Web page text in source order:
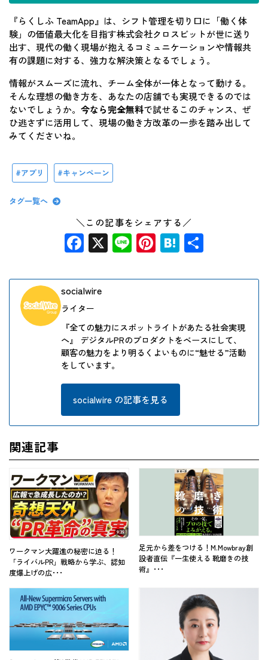
『らくしふ TeamApp』は、シフト管理を切り口に「働く体
験」の価値最大化を目指す株式会社クロスビットが世に送り
出す、現代の働く現場が抱えるコミュニケーションや情報共
有の課題に対する、強力な解決策となるでしょう。
情報がスムーズに流れ、チーム全体が一体となって動ける。
そんな理想の働き方を、あなたの店舗でも実現できるのでは
ないでしょうか。 今なら完全無料で試せるこのチャンス、ぜ
ひ逃さずに活用して、現場の働き方改革の一歩を踏み出して
みてくださいね。
アプリ キャンペーン
タグ一覧へ
＼この記事をシェアする／
Facebook
X LinePinterest
Hatena
socialwire
ライター
『全ての魅力にスポットライトがあたる社会実現
へ』 デジタルPRのプロダクトをベースにして、
顧客の魅力をより明るくよいものに“魅せる”活動
をしています。
socialwire の記事を見る
関連記事
ワークマン大躍進の秘密に迫る！
「ライバルPR」戦略から学ぶ、認知
度爆上げの広･･･
足元から差をつける！M.Mowbray創
設者直伝『一生使える 靴磨きの技
術』･･･